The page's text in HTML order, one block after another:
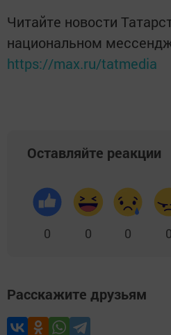
Читайте новости
национальном
https://max.ru/tatmedia
Оставляйте реакции
0 0 0 0
Расскажите друзьям